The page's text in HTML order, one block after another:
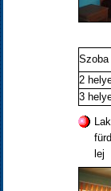
Szoba
2
3
lej